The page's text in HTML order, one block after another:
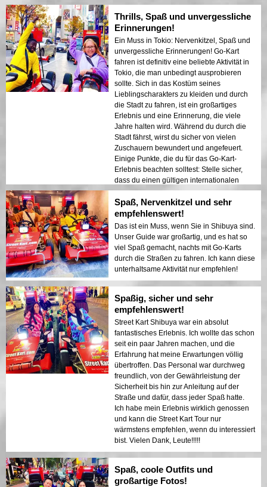
angenehme und einmalige Erfahrung, und
ich bin so glücklich, dass wir trotz des
Regens weitergemacht haben – es machte
die Erfahrung noch spezieller. Vielen Dank
an das Street-Kart-Team, besonders an
den Guide, dafür, dass dies unsere
Lieblings- und unvergesslichste Erfahrung
in Japan wurde! 🥰
hatten, und mussten zurückkehren, um die
Originaldokumente zu holen. Ich war
tatsächlich ziemlich beeindruckt von ihrer
Liebe zum Detail. Das gesagt, sie gaben
auch ein detailliertes (und super lustiges!)
Sicherheitsbriefing, in dem sie uns nicht
nur durch das Go-Kart, sondern auch durch
die Verkehrsregeln, Schilder und
Notfallverfahren führten. Die eigentliche
Fahrerfahrung, die folgte, war butterweich.
Alle waren ruhig, und wir hatten alle so viel
Spaß, das Gaspedal durchzudrücken und
das VROOM auf dem Asphalt zu hören. Ich
bin mir nicht sicher, ob ihr so viel Glück
haben werdet wie wir, einen Guide wie
unseren zu haben, aber wenn ihr es tut,
seid ihr in guten Händen und werdet sicher
absolut auf den Punkt – ein fantastischer
Instruktor, ein vorsichtiger Fahrer, aber
auch ein wirklich lustiger Leiter! Wir hatten
so viel Spaß, dass wir planen,
zurückzukehren, und wenn möglich,
werden wir denselben Guide wieder als
unseren Gruppenleiter anfordern. Eine
fantastische Erfahrung insgesamt! Ich habe
jeden Moment davon geliebt.
Thrills, Spaß und unvergessliche
Erinnerungen!
Ein Muss in Tokio: Nervenkitzel, Spaß und
unvergessliche Erinnerungen! Go-Kart
fahren ist definitiv eine beliebte Aktivität in
Tokio, die man unbedingt ausprobieren
sollte. Sich in das Kostüm seines
Lieblingscharakters zu kleiden und durch
die Stadt zu fahren, ist ein großartiges
Erlebnis und eine Erinnerung, die viele
Jahre halten wird. Während du durch die
Stadt fährst, wirst du sicher von vielen
Zuschauern bewundert und angefeuert.
Einige Punkte, die du für das Go-Kart-
Erlebnis beachten solltest: Stelle sicher,
dass du einen gültigen internationalen
Führerschein für das Fahren in Japan vor
deiner Ankunft hast. Du musst diesen
Führerschein in deinem eigenen Land
erhalten, nicht in Japan. Während wir dort
waren, kam ein Paar mit einem nicht
anerkannten internationalen Führerschein
und wurde abgelehnt, an der Tour
teilzunehmen. Sie fragten, ob sie in Japan
bekommen könnten, aber die Antwort war
nein – komm beim nächsten Mal mit einem
gültigen Führerschein zurück. Es gibt eine
Größenbeschränkung von 150-180 cm,
und das Gewichtslimit liegt unter 100 kg
(Fahrer über diesem Gewicht sind erlaubt,
aber das Kart wird langsamer sein). Du
musst 18 Jahre oder älter sein, um
teilzunehmen. Ich war zu jung (nur ein
Scherz!) aber ich habe mich nicht getraut
und beschlossen, diese Tour auf einen
anderen Zeitpunkt zu verschieben. Stelle
sicher, dass du deine Tour im Voraus online
buchst. Wir haben unsere Buchung einen
Monat im Voraus gemacht. Eine kurze
Geschäft gegeben. Mach dir keine Sorgen
über das Fahren auf den unbekannten
Straßen in Tokio – dein Tourguide wird dir
Spaß, Nervenkitzel und sehr
empfehlenswert!
Das ist ein Muss, wenn Sie in Shibuya sind.
Unser Guide war großartig, und es hat so
viel Spaß gemacht, nachts mit Go-Karts
durch die Straßen zu fahren. Ich kann diese
unterhaltsame Aktivität nur empfehlen!
Spaßig, sicher und sehr
empfehlenswert!
Street Kart Shibuya war ein absolut
fantastisches Erlebnis. Ich wollte das schon
seit ein paar Jahren machen, und die
Erfahrung hat meine Erwartungen völlig
übertroffen. Das Personal war durchweg
freundlich, von der Gewährleistung der
Sicherheit bis hin zur Anleitung auf der
Straße und dafür, dass jeder Spaß hatte.
Ich habe mein Erlebnis wirklich genossen
und kann die Street Kart Tour nur
wärmstens empfehlen, wenn du interessiert
bist. Vielen Dank, Leute!!!!!
Spaß, coole Outfits und
großartige Fotos!